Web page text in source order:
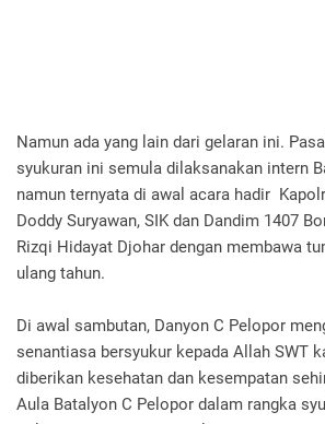
Namun ada yang lain dari gelaran ini.
syukuran ini semula dilaksanakan intern
namun ternyata di awal acara hadir
Doddy Suryawan, SIK dan Dandim 1407
Rizqi Hidayat Djohar dengan membawa
ulang tahun.
Di awal sambutan, Danyon C Pelopor
senantiasa bersyukur kepada Allah SWT
diberikan kesehatan dan kesempatan
Aula Batalyon C Pelopor dalam rangka